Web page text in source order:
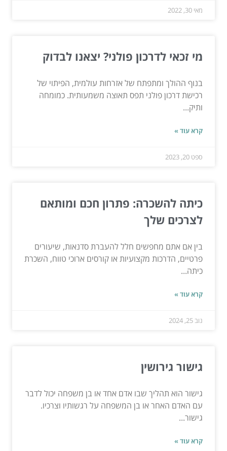
מאי 30, 2022
מי זכאי לדרכון פולני? יצאנו לבדוק
בנוף ההולך ומתפתח של אזרחות עולמית, הפיתוי של
רכישת דרכון פולני תפס תאוצה משמעותית. כמומחה
ותיק...
קרא עוד »
ספט 20, 2023
כיתה להשכרה: פתרון חכם ומותאם
לצרכים שלך
בין אם אתם מחפשים חלל להעברת סדנאות, שיעורים
פרטיים, הדרכות מקצועיות או קורסים ארוכי טווח, השכרת
כיתה...
קרא עוד »
נוב 25, 2024
גישור גירושין
גישור הוא תהליך שבו אדם אחד או בן משפחה יכול לדבר
עם האדם האחר או בן המשפחה על רגשותיו וצרכיו.
גישור...
קרא עוד »